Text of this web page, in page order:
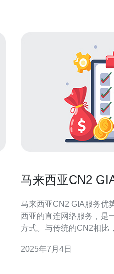
马来西亚CN2
马来西亚CN2 GIA服务优势 CN2 GIA是指香港至
西亚的直连网络服务，是
方式。与传统的CN2相比
稳定 马来西亚CN2 GIA服
2025年7月4日